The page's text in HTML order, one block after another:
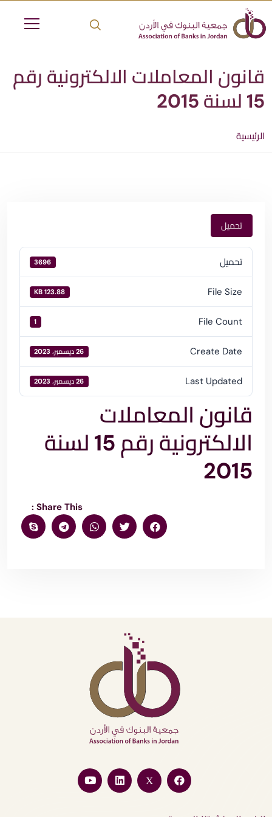
قانون المعاملات الالكترونية رقم
15 لسنة 2015
الرئيسية
تحميل
تحميل 3696
File Size
123.88 KB
File Count
1
Create Date 26 ديسمبر، 2023
Last Updated 26 ديسمبر، 2023
قانون المعاملات
الالكترونية رقم 15 لسنة
2015
Share This :